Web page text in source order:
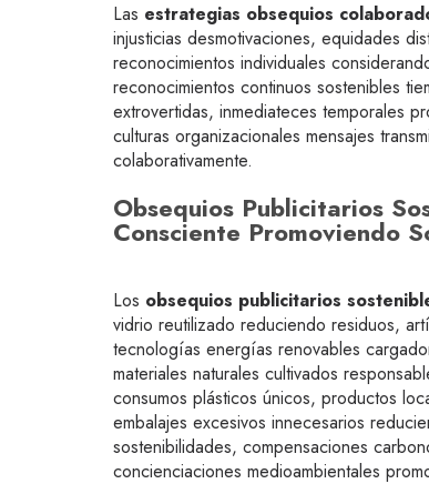
Las estrategias obsequios
injusticias desmotivaciones, equidades
reconocimientos individuales
reconocimientos continuos sostenibles
extrovertidas, inmediateces temporales
culturas organizacionales mensajes
colaborativamente.
Obsequios Publicitarios
Consciente Promoviendo
Los obsequios publicitarios
vidrio reutilizado reduciendo residuos,
tecnologías energías renovables
materiales naturales cultivados
consumos plásticos únicos, productos
embalajes excesivos innecesarios
sostenibilidades, compensaciones
concienciaciones medioambientales